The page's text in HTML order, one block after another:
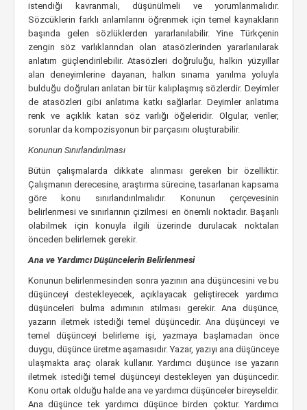
istendiği kavranmalı, düşünülmeli ve yorumlanmalıdır.
Sözcüklerin farklı anlamlarını öğrenmek için temel kaynakların
başında gelen sözlüklerden yararlanılabilir. Yine Türkçenin
zengin söz varlıklarından olan atasözlerinden yararlanılarak
anlatım güçlendirilebilir. Atasözleri doğruluğu, halkın yüzyıllar
alan deneyimlerine dayanan, halkın sınama yanılma yoluyla
bulduğu doğruları anlatan bir tür kalıplaşmış sözlerdir. Deyimler
de atasözleri gibi anlatıma katkı sağlarlar. Deyimler anlatıma
renk ve açıklık katan söz varlığı öğeleridir. Olgular, veriler,
sorunlar da kompozisyonun bir parçasını oluşturabilir.
Konunun Sınırlandırılması
Bütün çalışmalarda dikkate alınması gereken bir özelliktir.
Çalışmanın derecesine, araştırma sürecine, tasarlanan kapsama
göre konu sınırlandırılmalıdır. Konunun çerçevesinin
belirlenmesi ve sınırlarının çizilmesi en önemli noktadır. Başarılı
olabilmek için konuyla ilgili üzerinde durulacak noktaları
önceden belirlemek gerekir.
Ana ve Yardımcı Düşüncelerin Belirlenmesi
Konunun belirlenmesinden sonra yazının ana düşüncesini ve bu
düşünceyi destekleyecek, açıklayacak geliştirecek yardımcı
düşünceleri bulma adımının atılması gerekir. Ana düşünce,
yazarın iletmek istediği temel düşüncedir. Ana düşünceyi ve
temel düşünceyi belirleme işi, yazmaya başlamadan önce
duygu, düşünce üretme aşamasıdır. Yazar, yazıyı ana düşünceye
ulaşmakta araç olarak kullanır. Yardımcı düşünce ise yazarın
iletmek istediği temel düşünceyi destekleyen yan düşüncedir.
Konu ortak olduğu halde ana ve yardımcı düşünceler bireyseldir.
Ana düşünce tek yardımcı düşünce birden çoktur. Yardımcı